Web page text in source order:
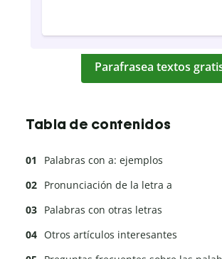
Parafrasea textos
Tabla de contenidos
Palabras con a: ejemplos
Pronunciación de la letra a
Palabras con otras letras
Otros artículos interesantes